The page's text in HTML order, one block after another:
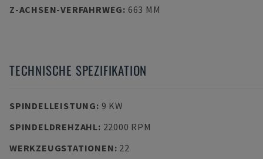
Z-ACHSEN-VERFAHRWEG: 663 MM
TECHNISCHE SPEZIFIKATION
SPINDELLEISTUNG: 9 KW
SPINDELDREHZAHL: 22000 RPM
WERKZEUGSTATIONEN: 22